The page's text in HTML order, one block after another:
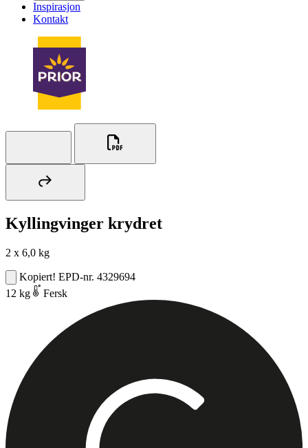
Inspirasjon
Kontakt
Kyllingvinger krydret
2 x 6,0 kg
Kopiert! EPD-nr. 4329694
12 kg
Fersk